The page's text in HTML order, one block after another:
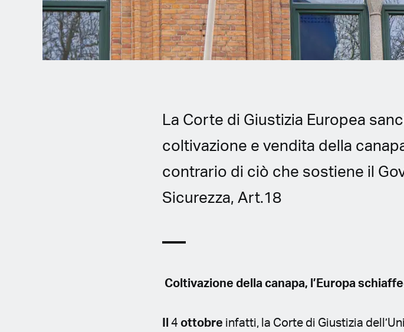
Polish
La Corte di Giustizia Europea
coltivazione e vendita della
contrario di ciò che sostiene il
Sicurezza, Art.18
Coltivazione della canapa, l’Europa
Il4 ottobre infatti, la Corte di Giustizia